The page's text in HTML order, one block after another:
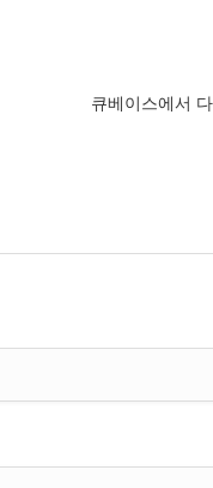
큐베이스에서